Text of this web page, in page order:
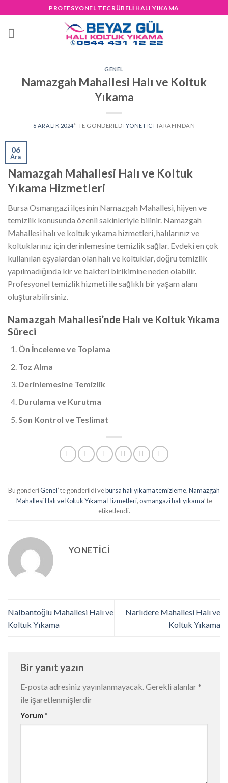
to
content
PROFESYONEL TECRÜBELİ HALI YIKAMA
GENEL
Namazgah Mahallesi Halı ve Koltuk
Yıkama
6 ARALIK 2024’' TE GÖNDERILDI YONETICI TARAFINDAN
06
Ara
Namazgah Mahallesi Halı ve Koltuk
Yıkama Hizmetleri
Bursa Osmangazi ilçesinin Namazgah Mahallesi, hijyen ve
temizlik konusunda özenli sakinleriyle bilinir. Namazgah
Mahallesi halı ve koltuk yıkama hizmetleri, halılarınız ve
koltuklarınız için derinlemesine temizlik sağlar. Evdeki en çok
kullanılan eşyalardan olan halı ve koltuklar, doğru temizlik
yapılmadığında kir ve bakteri birikimine neden olabilir.
Profesyonel temizlik hizmeti ile sağlıklı bir yaşam alanı
oluşturabilirsiniz.
Namazgah Mahallesi’nde Halı ve Koltuk Yıkama
Süreci
Ön İnceleme ve Toplama
Toz Alma
Derinlemesine Temizlik
Durulama ve Kurutma
Son Kontrol ve Teslimat
Bu gönderiGenel’ te gönderildi vebursa halı yıkama temizleme,Namazgah
Mahallesi Halı ve Koltuk Yıkama Hizmetleri,osmangazi halı yıkama’ te
etiketlendi.
YONETICI
Nalbantoğlu Mahallesi Halı ve
Koltuk Yıkama
Narlıdere Mahallesi Halı ve
Koltuk Yıkama
Bir yanıt yazın
E-posta adresiniz yayınlanmayacak. Gerekli alanlar *
ile işaretlenmişlerdir
Yorum*